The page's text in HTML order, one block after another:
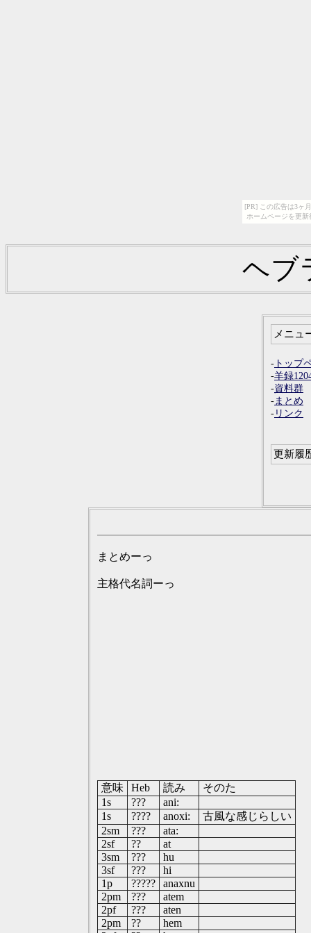
[PR] この広告は3ヶ
ホームページを更
ヘブ
メニュ
- トップ
-羊録
-資料群
-まとめ
- リンク
更新履
まとめーっ
主格代名詞ーっ
意味 Heb 読み
そのた
1s
???
ani:
1s
???? anoxi:
古風な感じらしい
2sm
???
ata:
2sf
??
at
3sm
???
hu
3sf
???
hi
1p
?????
anaxnu
2pm
???
atem
2pf
???
aten
2pm
??
hem